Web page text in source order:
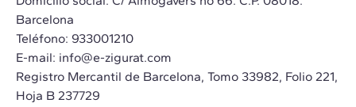
Barcelona
Teléfono: 933001210
E-mail: info@e-zigurat.com
Registro Mercantil de Barcelona, Tomo 33982, Folio 221,
Hoja B 237729